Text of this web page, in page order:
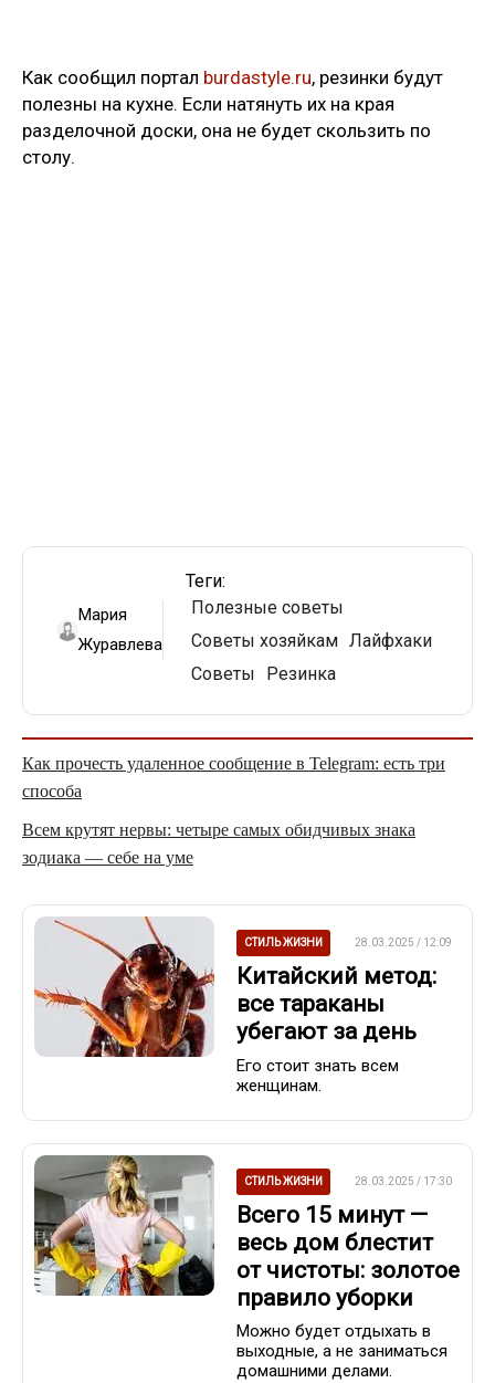
Как сообщил портал burdastyle.ru, резинки будут
полезны на кухне. Если натянуть их на края
разделочной доски, она не будет скользить по
столу.
Мария
Журавлева
Теги:
Полезные советы
Советы хозяйкам Лайфхаки
Советы
Резинка
Как прочесть удаленное сообщение в Telegram: есть три
способа
Всем крутят нервы: четыре самых обидчивых знака
зодиака — себе на уме
СТИЛЬ ЖИЗНИ 28.03.2025 / 12:09
Китайский метод:
все тараканы
убегают за день
Его стоит знать всем
женщинам.
СТИЛЬ ЖИЗНИ 28.03.2025 / 17:30
Всего 15 минут —
весь дом блестит
от чистоты: золотое
правило уборки
Можно будет отдыхать в
выходные, а не заниматься
домашними делами.